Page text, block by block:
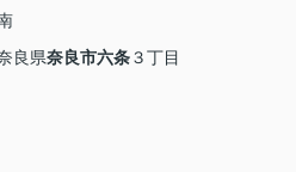
良県奈良市六条３丁目